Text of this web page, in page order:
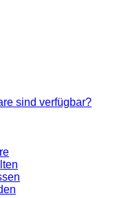
sind verfügbar?